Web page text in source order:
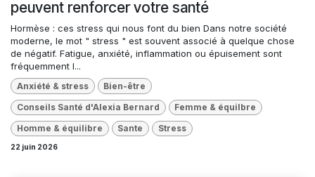
peuvent renforcer votre santé
Hormèse : ces stress qui nous font du bien Dans notre société
moderne, le mot " stress " est souvent associé à quelque chose
de négatif. Fatigue, anxiété, inflammation ou épuisement sont
fréquemment l...
Anxiété & stress Bien-être
Conseils Santé d'Alexia Bernard Femme & équilbre
Homme & équilibre Sante Stress
22 juin 2026